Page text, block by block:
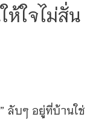
ห้ใจไม่สั่น
ลับๆ อยู่ที่บ้านใช่